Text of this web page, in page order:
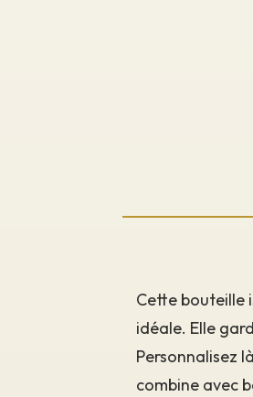
Cette bouteille
idéale. Elle
Personnalisez
combine avec